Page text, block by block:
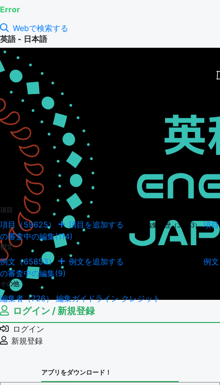
Error
Webで検索する
英語 - 日本語
項目
項目（59625） 項目を追加する 項目の編集履歴（34943） 項目
の審査中の編集(114)
例文
例文（65853） 例文を追加する
例文
の審査中の編集(9)
その他
編集者（726）編集ガイドラインクレジット
ログイン / 新規登録
ログイン
新規登録
アプリをダウンロード！